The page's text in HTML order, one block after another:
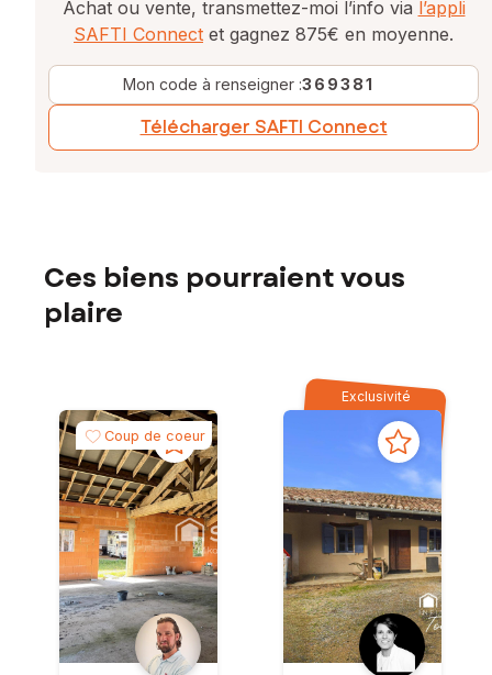
Achat ou vente, transmettez-moi l’info via l’appli
SAFTI Connect et gagnez 875€ en moyenne.
Mon code à renseigner :369381
Télécharger SAFTI Connect
Ces biens pourraient vous
plaire
Coup de coeur
Exclusivité